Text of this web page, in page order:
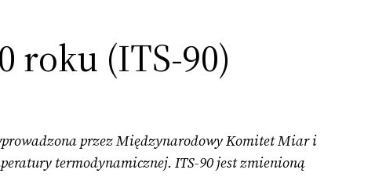
roku (ITS-90)
przez Międzynarodowy Komitet Miar i
termodynamicznej. ITS-90 jest zmienioną